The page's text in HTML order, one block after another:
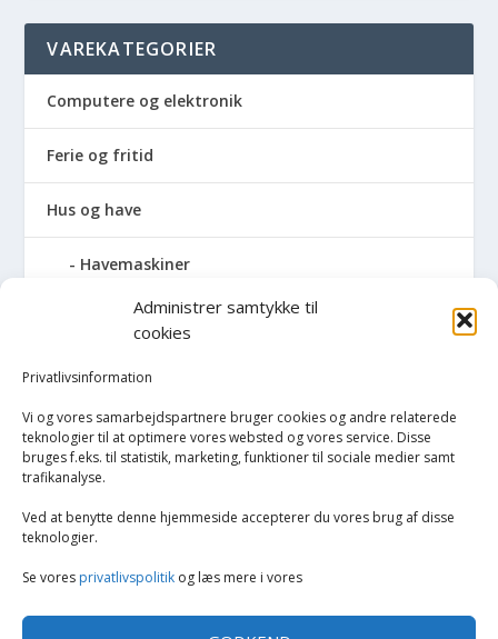
Administrer samtykke til
cookies
Privatlivsinformation
Vi og vores samarbejdspartnere bruger cookies og andre relaterede
teknologier til at optimere vores websted og vores service. Disse
bruges f.eks. til statistik, marketing, funktioner til sociale medier samt
trafikanalyse.
Ved at benytte denne hjemmeside accepterer du vores brug af disse
teknologier.
Se vores privatlivspolitik og læs mere i vores
VAREKATEGORIER
Computere og elektronik
Ferie og fritid
Hus og have
Havemaskiner
Hvidevarer
Køkken
Opvarmning
Rengøring
Støvsugere